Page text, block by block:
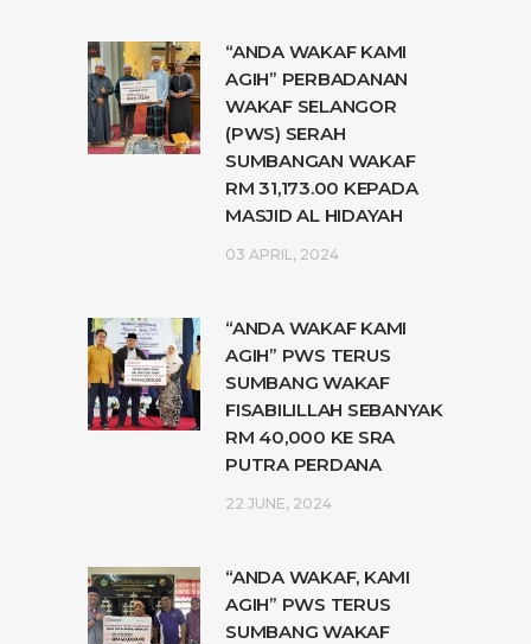
“ANDA WAKAF KAMI
AGIH” PERBADANAN
WAKAF SELANGOR
(PWS) SERAH
SUMBANGAN WAKAF
RM 31,173.00 KEPADA
MASJID AL HIDAYAH
03 APRIL, 2024
“ANDA WAKAF KAMI
AGIH” PWS TERUS
SUMBANG WAKAF
FISABILILLAH SEBANYAK
RM 40,000 KE SRA
PUTRA PERDANA
22 JUNE, 2024
“ANDA WAKAF, KAMI
AGIH” PWS TERUS
SUMBANG WAKAF